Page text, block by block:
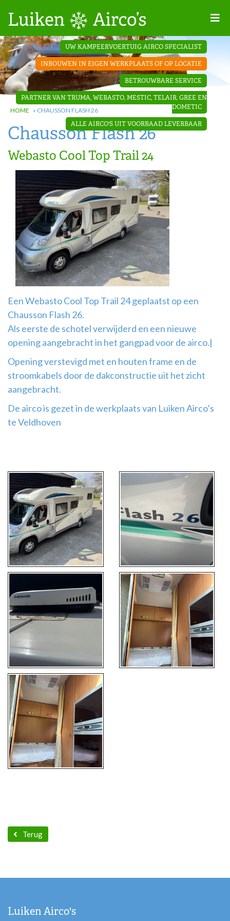
Projecten
Contact
Dakopbouw
airco’s
‘Onder de
bank’ airco’s
‘Teleco
Ultra
Comfort ‘
airco
Airco
montage
UW KAMPEERVOERTUIG AIRCO SPECIALIST
INBOUWEN IN EIGEN WERKPLAATS OF OP LOCATIE
BETROUWBARE SERVICE
PARTNER VAN TRUMA, WEBASTO, MESTIC, TELAIR, GREE EN
DOMETIC
ALLE AIRCO'S UIT VOORRAAD LEVERBAAR
HOME » CHAUSSON FLASH 26
Chausson Flash 26
Webasto Cool Top Trail 24
Een Webasto Cool Top Trail 24 geplaatst op een
Chausson Flash 26.
Als eerste de schotel verwijderd en een nieuwe
opening aangebracht in het gangpad voor de airco.|
Opening verstevigd met en houten frame en de
stroomkabels door de dakconstructie uit het zicht
aangebracht.
De airco is gezet in de werkplaats van Luiken Airco’s
te Veldhoven
Terug
Luiken Airco's